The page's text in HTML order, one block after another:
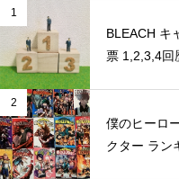
1
BLEACH キ
票 1,2,3,4回
2
僕のヒーロ
クター ラン